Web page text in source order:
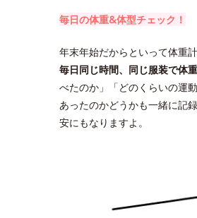
毎日の体重&体型チェック！
年末年始だからといって体重
毎日同じ時間、同じ服装で体
べたのか」「どのくらいの運
あったのかどうかも一緒に記
安にもなりますよ。